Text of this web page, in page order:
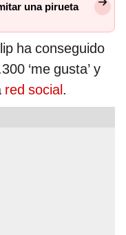
una pirueta
ha conseguido
‘me gusta’ y
red social.